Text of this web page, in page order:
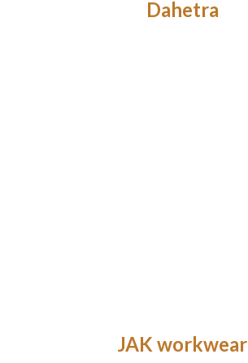
Dahetra
JAK workwear